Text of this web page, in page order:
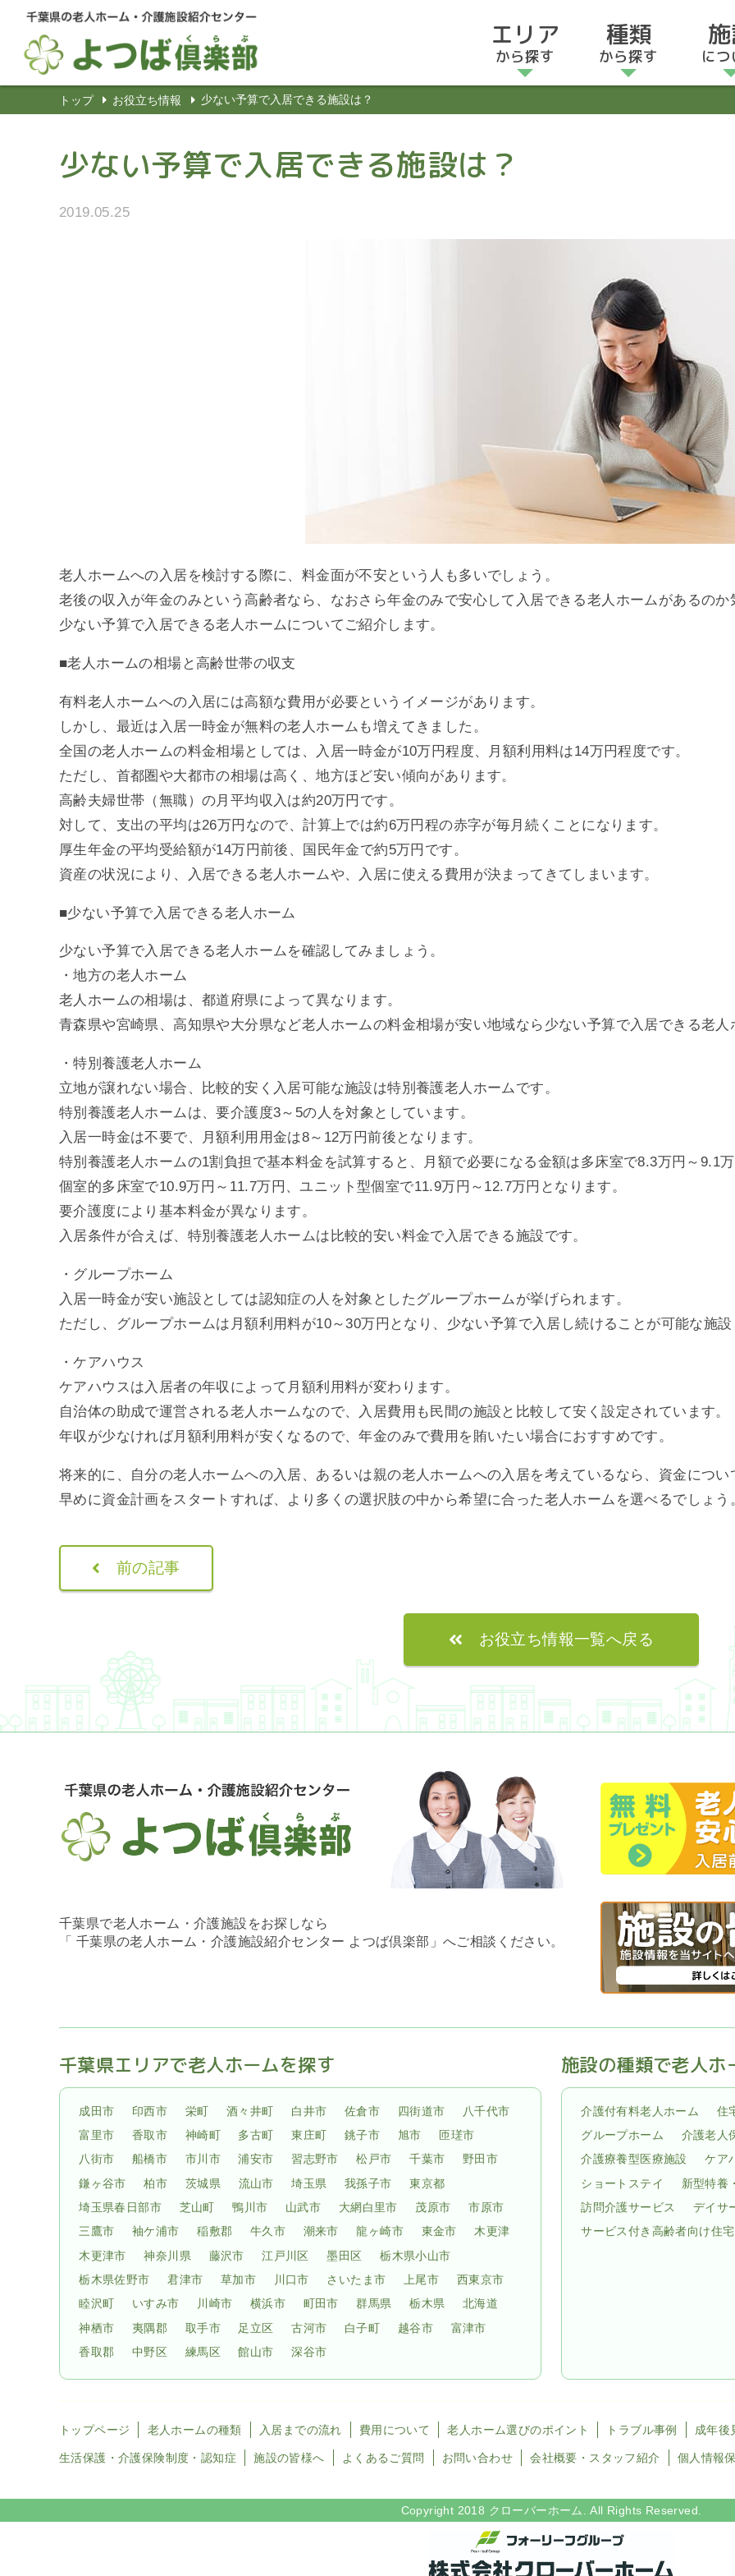
エリア
から探す
種類
から探す につ
トップ お役立ち情報 少ない予算で入居できる施設は？
少ない予算で入居できる施設は？
2019.05.25
老人ホームへの入居を検討する際に、料金面が不安という人も多いでしょう。
老後の収入が年金のみという高齢者なら、なおさら年金のみで安心して入居できる老人ホームがあるのか
少ない予算で入居できる老人ホームについてご紹介します。
■老人ホームの相場と高齢世帯の収支
有料老人ホームへの入居には高額な費用が必要というイメージがあります。
しかし、最近は入居一時金が無料の老人ホームも増えてきました。
全国の老人ホームの料金相場としては、入居一時金が10万円程度、月額利用料は14万円程度です。
ただし、首都圏や大都市の相場は高く、地方ほど安い傾向があります。
高齢夫婦世帯（無職）の月平均収入は約20万円です。
対して、支出の平均は26万円なので、計算上では約6万円程の赤字が毎月続くことになります。
厚生年金の平均受給額が14万円前後、国民年金で約5万円です。
資産の状況により、入居できる老人ホームや、入居に使える費用が決まってきてしまいます。
■少ない予算で入居できる老人ホーム
少ない予算で入居できる老人ホームを確認してみましょう。
・地方の老人ホーム
老人ホームの相場は、都道府県によって異なります。
青森県や宮崎県、高知県や大分県など老人ホームの料金相場が安い地域なら少ない予算で入居できる老人
・特別養護老人ホーム
立地が譲れない場合、比較的安く入居可能な施設は特別養護老人ホームです。
特別養護老人ホームは、要介護度3～5の人を対象としています。
入居一時金は不要で、月額利用用金は8～12万円前後となります。
特別養護老人ホームの1割負担で基本料金を試算すると、月額で必要になる金額は多床室で8.3万円～9.1
個室的多床室で10.9万円～11.7万円、ユニット型個室で11.9万円～12.7万円となります。
要介護度により基本料金が異なります。
入居条件が合えば、特別養護老人ホームは比較的安い料金で入居できる施設です。
・グループホーム
入居一時金が安い施設としては認知症の人を対象としたグループホームが挙げられます。
ただし、グループホームは月額利用料が10～30万円となり、少ない予算で入居し続けることが可能な施設
・ケアハウス
ケアハウスは入居者の年収によって月額利用料が変わります。
自治体の助成で運営される老人ホームなので、入居費用も民間の施設と比較して安く設定されています。
年収が少なければ月額利用料が安くなるので、年金のみで費用を賄いたい場合におすすめです。
将来的に、自分の老人ホームへの入居、あるいは親の老人ホームへの入居を考えているなら、資金につい
早めに資金計画をスタートすれば、より多くの選択肢の中から希望に合った老人ホームを選べるでしょう
前の記事
お役立ち情報一覧へ戻る
千葉県で老人ホーム・介護施設をお探しなら
「 千葉県の老人ホーム・介護施設紹介センター よつば倶楽部」へご相談ください。
千葉県エリアで老人ホームを探す
成田市 印西市 栄町 酒々井町 白井市 佐倉市 四街道市
八千代市
富里市
香取市 神崎町 多古町 東庄町 銚子市 旭市
匝瑳市
八街市
船橋市 市川市 浦安市 習志野市 松戸市 千葉市
野田市
鎌ヶ谷市
柏市 茨城県 流山市 埼玉県 我孫子市
東京都
埼玉県春日部市
芝山町 鴨川市 山武市 大網白里市 茂原市
市原市
三鷹市
袖ケ浦市 稲敷郡 牛久市 潮来市 龍ヶ崎市 東金市
木更津
木更津市
神奈川県 藤沢市 江戸川区 墨田区
栃木県小山市
栃木県佐野市
君津市 草加市 川口市 さいたま市 上尾市
西東京市
睦沢町
いすみ市 川崎市 横浜市 町田市 群馬県 栃木県
北海道
神栖市
夷隅郡 取手市 足立区 古河市 白子町 越谷市
富津市
香取郡
中野区 練馬区 館山市 深谷市
施設の種類で老人ホ
介護付有料老人ホーム 住
グループホーム
介護老人
介護療養型医療施設
ケア
ショートステイ
新型特養
訪問介護サービス
デイサ
サービス付き高齢者向け住宅
トップページ 老人ホームの種類 入居までの流れ 費用について 老人ホーム選びのポイント トラブル事例 成年後
生活保護・介護保険制度・認知症 施設の皆様へ よくあるご質問 お問い合わせ 会社概要・スタッフ紹介 個人情報
Copyright 2018 クローバーホーム. All Rights Reserved.